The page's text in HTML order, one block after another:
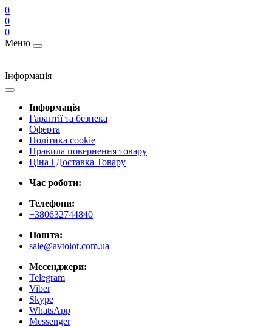
0
0
0
Меню
Інформація
Інформація
Гарантії та безпека
Оферта
Політика cookie
Правила повернення товару
Ціна і Доставка Товару
Час роботи:
Телефони:
+380632744840
Пошта:
sale@avtolot.com.ua
Месенджери:
Telegram
Viber
Skype
WhatsApp
Messenger